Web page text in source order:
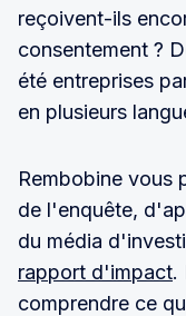
reçoivent-ils
consentement ?
été entreprises
en plusieurs
Rembobine vous
de l'enquête,
du média
rapport d'impact.
comprendre ce